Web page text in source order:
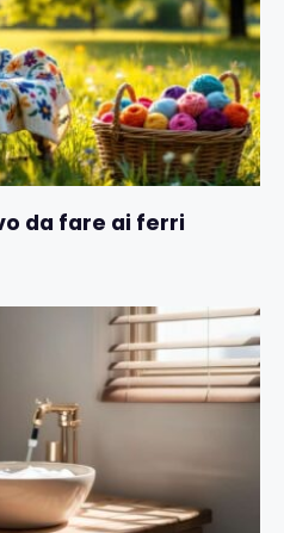
da fare ai ferri